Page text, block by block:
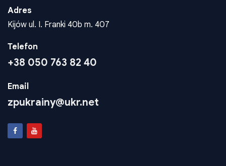
Email
zpukrainy@ukr.net
Wspieraj rozwój polskiej społeczności. Twoje wsparcie
finansowe pozwala nam realizować ważne projekty